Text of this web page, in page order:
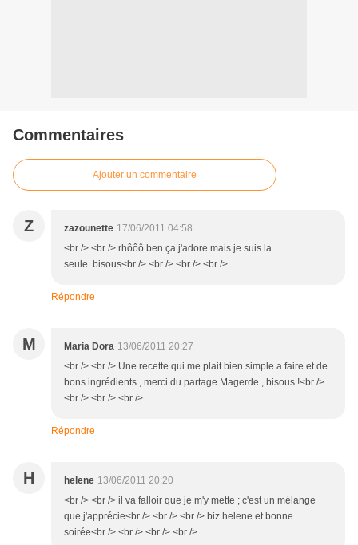
Commentaires
Ajouter un commentaire
Z zazounette 17/06/2011 04:58
<br /> <br /> rhôôô ben ça j'adore mais je suis la
seule bisous<br /> <br /> <br /> <br />
Répondre
M Maria Dora 13/06/2011 20:27
<br /> <br /> Une recette qui me plait bien simple a faire et de
bons ingrédients , merci du partage Magerde , bisous !<br />
<br /> <br /> <br />
Répondre
H helene 13/06/2011 20:20
<br /> <br /> il va falloir que je m'y mette ; c'est un mélange
que j'apprécie<br /> <br /> <br /> biz helene et bonne
soirée<br /> <br /> <br /> <br />